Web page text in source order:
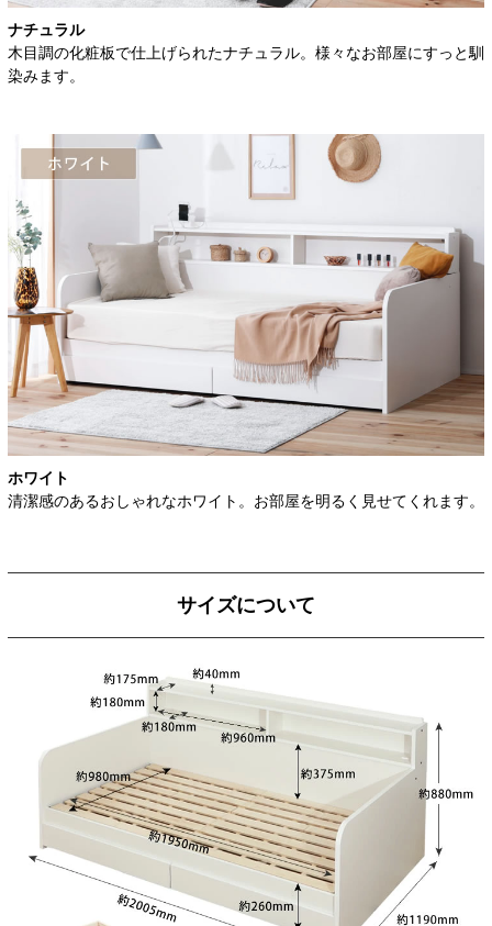
ナチュラル
木目調の化粧板で仕上げられたナチュラル。様々なお部屋にすっと馴
染みます。
ホワイト
清潔感のあるおしゃれなホワイト。お部屋を明るく見せてくれます。
サイズについて